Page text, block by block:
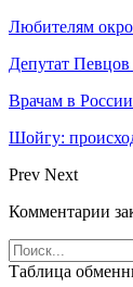
Любителям
Депутат Певцов
Врачам в
Шойгу:
Prev Next
Комментарии
Таблица